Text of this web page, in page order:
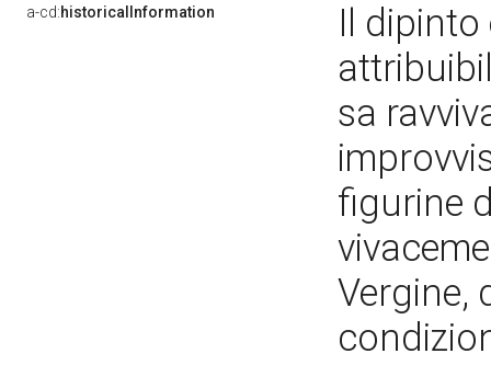
a-cd:historicalInformation
Il dipinto
sa
figurine
Vergine,